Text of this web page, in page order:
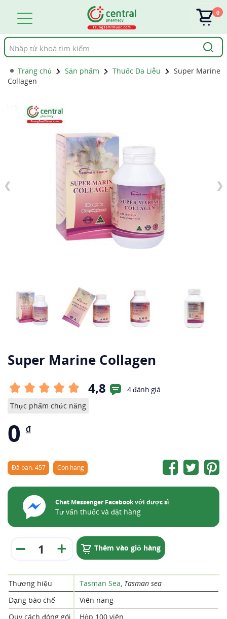
Tìm
kiếm
0
Trang chủ Sản phẩm Thuốc Da Liễu
Super Marine
Collagen
❮ ❯
Super Marine Collagen
4,8
4 đánh giá
Thực phẩm chức năng
0 ₫
Đã bán: 457 Còn hàng
Chat Messenger Facebook với dược sĩ
Tư vấn thuốc và đặt hàng
Thêm vào giỏ hàng
Thương hiệu Tasman Sea, Tasman sea
Dạng bào chế
Viên nang
Quy cách đóng gói
Hộp 100 viên